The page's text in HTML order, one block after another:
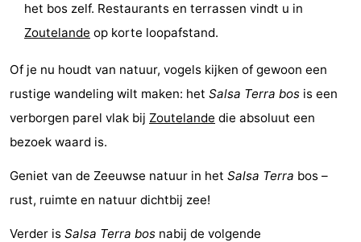
Natuur
Haamstede
Natuur
Kop
Schouwen
Walcheren
-
Natuur
Oranjezon
-
Oostkapelle
-
het bos zelf. Restaurants en terrassen vindt u in
Zoutelande op korte loopafstand.
Of je nu houdt van natuur, vogels kijken of gewoon een
rustige wandeling wilt maken: het Salsa Terra bos is een
verborgen parel vlak bij Zoutelande die absoluut een
bezoek waard is.
Geniet van de Zeeuwse natuur in het Salsa Terra bos –
rust, ruimte en natuur dichtbij zee!
Verder is Salsa Terra bos nabij de volgende